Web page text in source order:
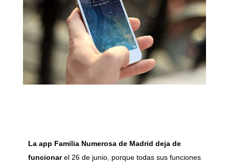
La app Familia Numerosa de Madrid deja de
funcionarel 26 de junio, porque todas sus funciones